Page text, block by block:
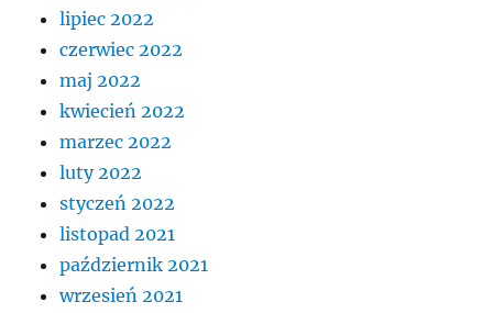
lipiec 2022
czerwiec 2022
maj 2022
kwiecień 2022
marzec 2022
luty 2022
styczeń 2022
listopad 2021
październik 2021
wrzesień 2021